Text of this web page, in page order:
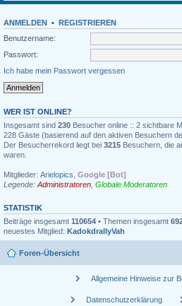
ANMELDEN • REGISTRIEREN
Benutzername:
Passwort:
Ich habe mein Passwort vergessen
WER IST ONLINE?
Insgesamt sind 230 Besucher online :: 2 sichtbare
228 Gäste (basierend auf den aktiven Besuchern
Der Besucherrekord liegt bei 3215 Besuchern, die
waren.
Mitglieder: Arielopics Google [Bot]
Legende: Administratoren Globale Moderatoren
STATISTIK
Beiträge insgesamt 110654 • Themen insgesamt
neuestes Mitglied: KadokdrallyVah
Foren-Übersicht
chevron_right Allgemeine Hinweise zur
chevron_right Datenschutzerklärung